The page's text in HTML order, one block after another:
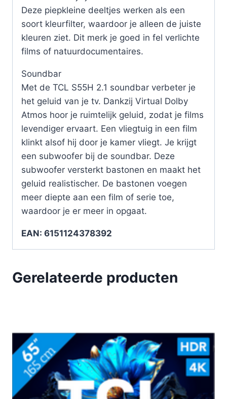
Deze piepkleine deeltjes werken als een
soort kleurfilter, waardoor je alleen de juiste
kleuren ziet. Dit merk je goed in fel verlichte
films of natuurdocumentaires.
Soundbar
Met de TCL S55H 2.1 soundbar verbeter je
het geluid van je tv. Dankzij Virtual Dolby
Atmos hoor je ruimtelijk geluid, zodat je films
levendiger ervaart. Een vliegtuig in een film
klinkt alsof hij door je kamer vliegt. Je krijgt
een subwoofer bij de soundbar. Deze
subwoofer versterkt bastonen en maakt het
geluid realistischer. De bastonen voegen
meer diepte aan een film of serie toe,
waardoor je er meer in opgaat.
EAN: 6151124378392
Gerelateerde producten